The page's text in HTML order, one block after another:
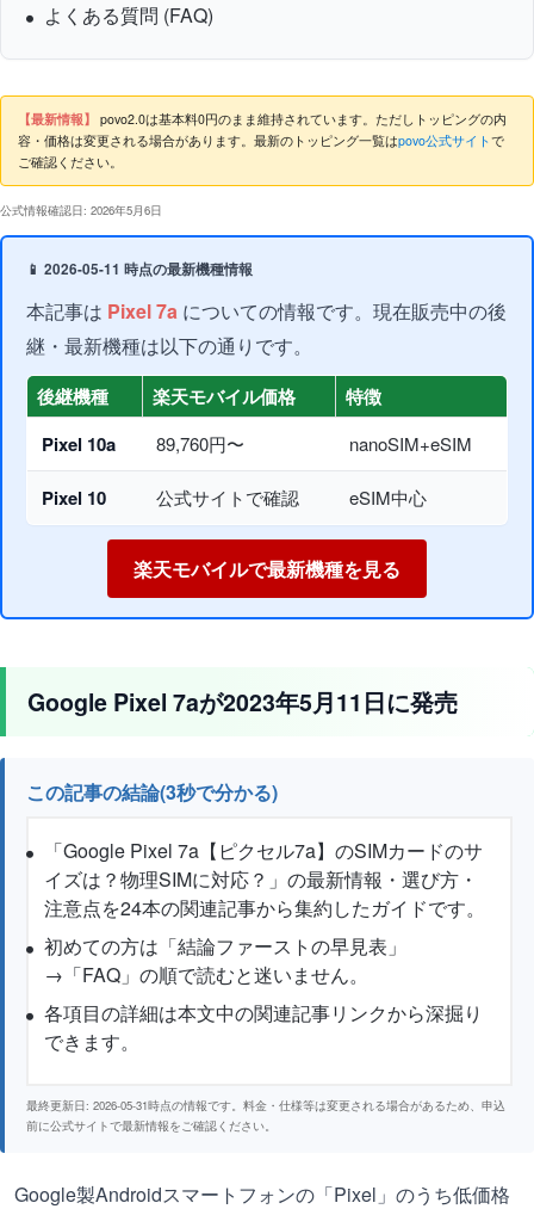
よくある質問 (FAQ)
【最新情報】 povo2.0は基本料0円のまま維持されています。ただしトッピングの内
容・価格は変更される場合があります。最新のトッピング一覧はpovo公式サイトで
ご確認ください。
公式情報確認日: 2026年5月6日
📱 2026-05-11 時点の最新機種情報
本記事は Pixel 7a についての情報です。現在販売中の後
継・最新機種は以下の通りです。
後継機種 楽天モバイル価格
特徴
Pixel 10a
89,760円〜 nanoSIM+eSIM
Pixel 10 公式サイトで確認 eSIM中心
楽天モバイルで最新機種を見る
Google Pixel 7aが2023年5月11日に発売
この記事の結論(3秒で分かる)
「Google Pixel 7a【ピクセル7a】のSIMカードのサ
イズは？物理SIMに対応？」の最新情報・選び方・
注意点を24本の関連記事から集約したガイドです。
初めての方は「結論ファーストの早見表」
→「FAQ」の順で読むと迷いません。
各項目の詳細は本文中の関連記事リンクから深掘り
できます。
最終更新日: 2026-05-31時点の情報です。料金・仕様等は変更される場合があるため、申込
前に公式サイトで最新情報をご確認ください。
Google製Androidスマートフォンの「Pixel」のうち低価格